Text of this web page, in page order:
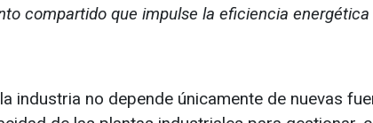
compartido que impulse la eficiencia energética
industria no depende únicamente de nuevas